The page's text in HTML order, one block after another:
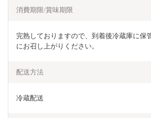
消費期限/賞味期限
完熟しておりますので、到着後冷蔵庫に保
にお召し上がりください。
配送方法
冷蔵配送